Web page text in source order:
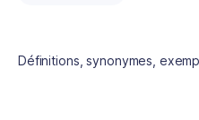
Définitions, synonymes,